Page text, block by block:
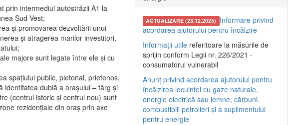
prin intermediul autostrăzii A1 la
Sud-Vest;
şi promovarea dezvoltării unui
şi atragerea marilor investitori,
majore sunt legate între ele şi cu
spaţiului public, pietonal, prietenos,
identitatea dublă a oraşului – târg şi
(centrul istoric şi centrul nou) sunt
rezidenţiale din oraş prin axe
ACTUALIZARE (23.12.2025) Informare privind
acordarea ajutorului pentru încălzire
Informații utile referitoare la măsurile de
sprijin conform Legii nr. 226/2021 -
consumatorul vulnerabil
Anunț privind acordarea ajutorului pentru
încălzirea locuinței cu gaze naturale,
energie electrică sau lemne, cărbuni,
combustibili petrolieri și a suplimentului
pentru energie